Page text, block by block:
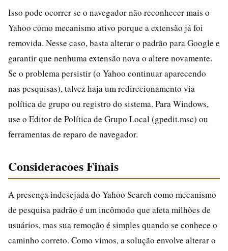
Isso pode ocorrer se o navegador não reconhecer mais o
Yahoo como mecanismo ativo porque a extensão já foi
removida. Nesse caso, basta alterar o padrão para Google e
garantir que nenhuma extensão nova o altere novamente.
Se o problema persistir (o Yahoo continuar aparecendo
nas pesquisas), talvez haja um redirecionamento via
política de grupo ou registro do sistema. Para Windows,
use o Editor de Política de Grupo Local (gpedit.msc) ou
ferramentas de reparo de navegador.
Consideracoes Finais
A presença indesejada do Yahoo Search como mecanismo
de pesquisa padrão é um incômodo que afeta milhões de
usuários, mas sua remoção é simples quando se conhece o
caminho correto. Como vimos, a solução envolve alterar o